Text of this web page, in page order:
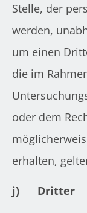
Stelle, der
werden,
um einen
die im
oder dem
erhalten,
j) Dritter